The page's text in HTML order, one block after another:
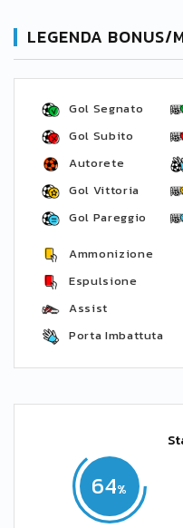
LEGENDA BONUS/
Gol Segnato
Gol Subito
Autorete
Gol Vittoria
Gol Pareggio
Ammonizione
Espulsione
Assist
Porta Imbattuta
64